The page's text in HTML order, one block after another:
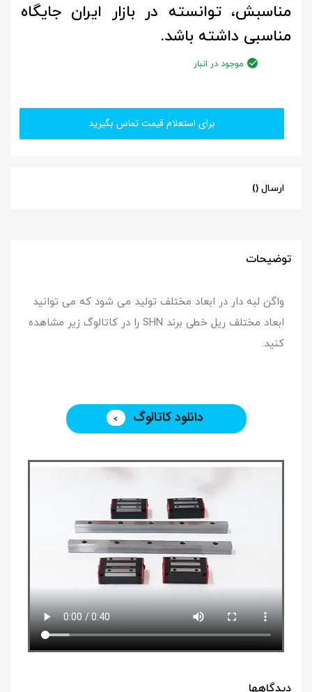
مناسبش، توانسته در بازار ایران جایگاه
مناسبی داشته باشد.
موجود در انبار
برای استعلام قیمت تماس بگیرید
ارسال ()
توضیحات
واگن لبه دار در ابعاد مختلف تولید می شود که می توانید
ابعاد مختلف ریل خطی برند SHN را در کاتالوگ زیر مشاهده
کنید.
دانلود کاتالوگ
دیدگاهها